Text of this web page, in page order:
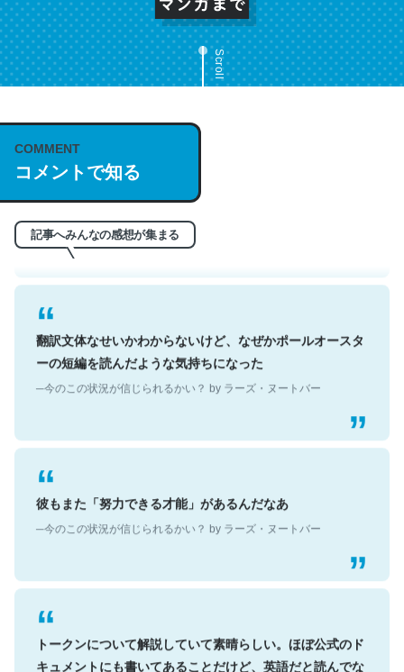
Scroll
COMMENT
コメントで知る
記事へみんなの感想が集まる
これは名文。彼はとてもクレバーなんだろうなと凄く思
う。英語少しでも読める人は原文もお勧め。自分はこの流
れ好き。Let’s Fucking Go. Then Covid hit. Shit.
翻訳文体なせいかわからないけど、なぜかポールオースタ
ーの短編を読んだような気持ちになった
彼もまた「努力できる才能」があるんだなあ
トークンについて解説していて素晴らしい。ほぼ公式のド
キュメントにも書いてあることだけど、英語だと読んでな